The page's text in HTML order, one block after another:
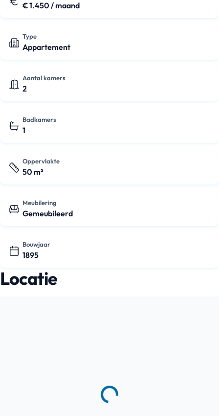
€ 1.450 / maand
Type
Appartement
Aantal kamers
2
Badkamers
1
Oppervlakte
50 m²
Meubilering
Gemeubileerd
Bouwjaar
1895
Locatie